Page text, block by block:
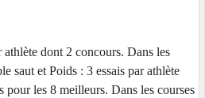
dont 2 concours. Dans les
saut et Poids : 3 essais par athlète
pour les 8 meilleurs. Dans les courses